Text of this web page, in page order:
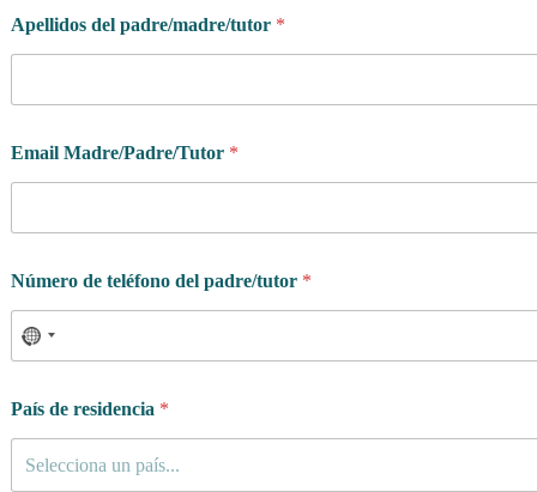
Apellidos del padre/madre/tutor *
Email Madre/Padre/Tutor *
Número de teléfono del padre/tutor *
País de residencia *
Selecciona un país...